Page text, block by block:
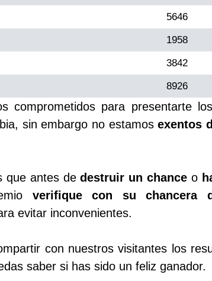
5646
1958
3842
8926
comprometidos para presentarte
sin embargo no estamosexentos
que antes dedestruir un chance o
verifique con su chancera
evitar inconvenientes.
con nuestros visitantes los
saber si has sido un feliz ganador.